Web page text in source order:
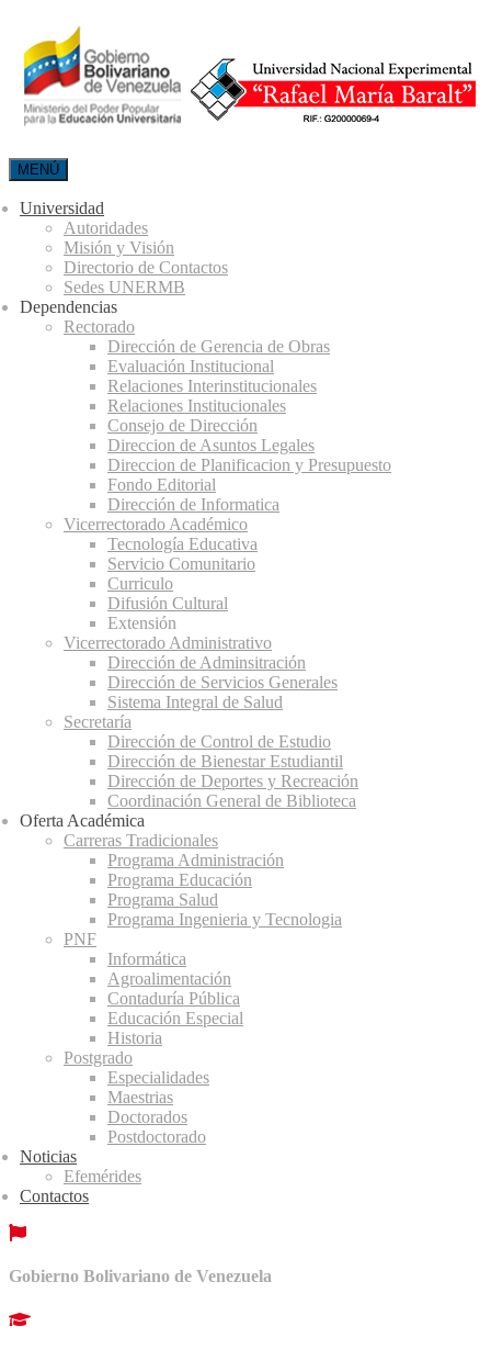
MENÚ
Universidad
Autoridades
Misión y Visión
Directorio de Contactos
Sedes UNERMB
Dependencias
Rectorado
Dirección de Gerencia de Obras
Evaluación Institucional
Relaciones Interinstitucionales
Relaciones Institucionales
Consejo de Dirección
Direccion de Asuntos Legales
Direccion de Planificacion y Presupuesto
Fondo Editorial
Dirección de Informatica
Vicerrectorado Académico
Tecnología Educativa
Servicio Comunitario
Curriculo
Difusión Cultural
Extensión
Vicerrectorado Administrativo
Dirección de Adminsitración
Dirección de Servicios Generales
Sistema Integral de Salud
Secretaría
Dirección de Control de Estudio
Dirección de Bienestar Estudiantil
Dirección de Deportes y Recreación
Coordinación General de Biblioteca
Oferta Académica
Carreras Tradicionales
Programa Administración
Programa Educación
Programa Salud
Programa Ingenieria y Tecnologia
PNF
Informática
Agroalimentación
Contaduría Pública
Educación Especial
Historia
Postgrado
Especialidades
Maestrias
Doctorados
Postdoctorado
Noticias
Efemérides
Contactos
Gobierno Bolivariano de Venezuela